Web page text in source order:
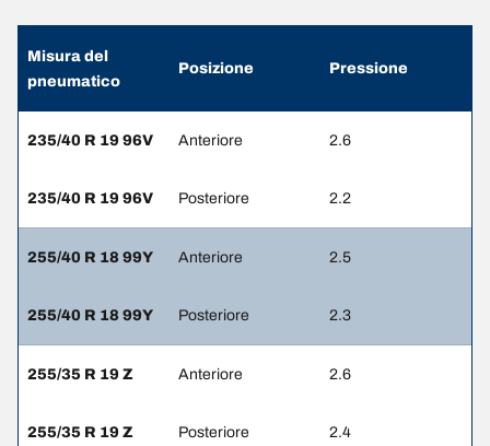
Misura del
pneumatico
Posizione Pressione
235/40 R 19 96V Anteriore 2.6
235/40 R 19 96V Posteriore 2.2
255/40 R 18 99Y Anteriore 2.5
255/40 R 18 99Y Posteriore 2.3
255/35 R 19 Z Anteriore 2.6
255/35 R 19 Z Posteriore 2.4